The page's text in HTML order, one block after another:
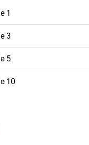
1
3
5
10